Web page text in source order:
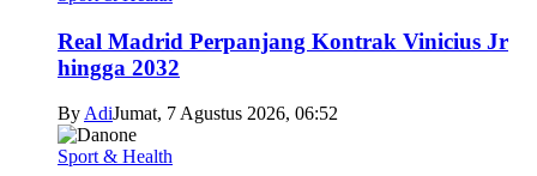
Real Madrid Perpanjang Kontrak Vinicius Jr
hingga 2032
By AdiJumat, 7 Agustus 2026, 06:52
Sport & Health